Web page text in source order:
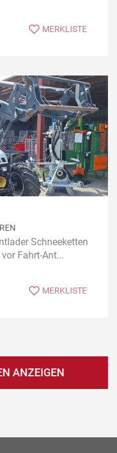
MERKLISTE
Schneeketten
Fahrt-Ant...
MERKLISTE
ANZEIGEN